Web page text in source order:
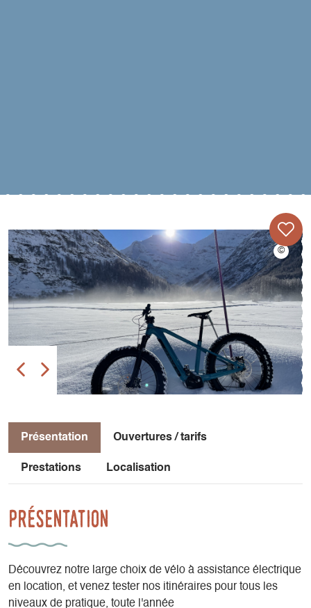
Présentation Ouvertures / tarifs
Prestations Localisation
Présentation
Découvrez notre large choix de vélo à assistance électrique
en location, et venez tester nos itinéraires pour tous les
niveaux de pratique, toute l'année